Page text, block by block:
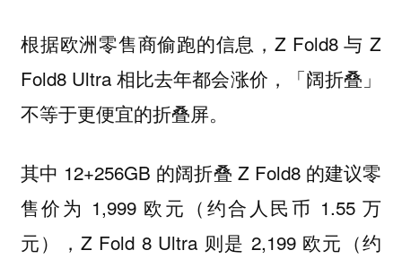
根据欧洲零售商偷跑的信息，Z Fold8 与 Z
Fold8 Ultra 相比去年都会涨价，
「阔折叠」
不等于更便宜的折叠屏。
其中 12+256GB 的阔折叠 Z Fold8 的建议零
售价为 1,999 欧元（约合人民币 1.55 万
元），Z Fold 8 Ultra 则是 2,199 欧元（约